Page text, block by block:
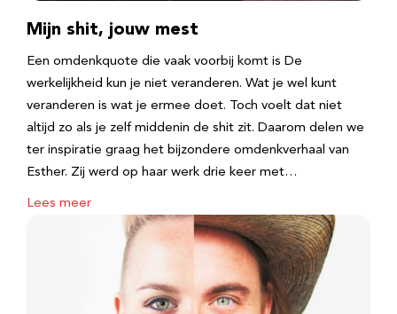
Mijn shit, jouw mest
Een omdenkquote die vaak voorbij komt is De
werkelijkheid kun je niet veranderen. Wat je wel kunt
veranderen is wat je ermee doet. Toch voelt dat niet
altijd zo als je zelf middenin de shit zit. Daarom delen we
ter inspiratie graag het bijzondere omdenkverhaal van
Esther. Zij werd op haar werk drie keer met…
Lees meer